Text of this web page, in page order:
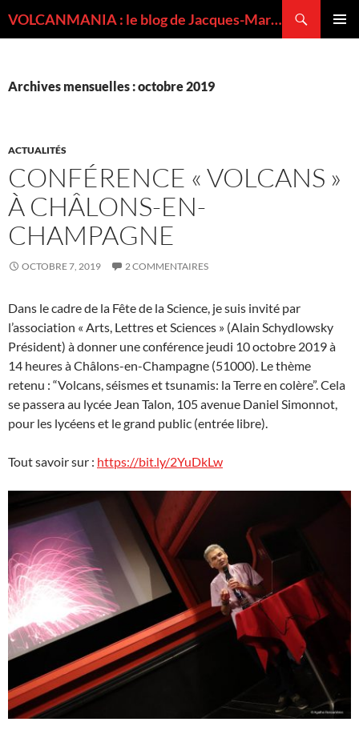
VOLCANMANIA : le blog de Jacques-Marie BARDINTZEFF, volcanologue
Archives mensuelles : octobre 2019
ACTUALITÉS
CONFÉRENCE « VOLCANS »
À CHÂLONS-EN-
CHAMPAGNE
OCTOBRE 7, 2019 2 COMMENTAIRES
Dans le cadre de la Fête de la Science, je suis invité par
l’association « Arts, Lettres et Sciences » (Alain Schydlowsky
Président) à donner une conférence jeudi 10 octobre 2019 à
14 heures à Châlons-en-Champagne (51000). Le thème
retenu : “Volcans, séismes et tsunamis: la Terre en colère”. Cela
se passera au lycée Jean Talon, 105 avenue Daniel Simonnot,
pour les lycéens et le grand public (entrée libre).
Tout savoir sur : https://bit.ly/2YuDkLw